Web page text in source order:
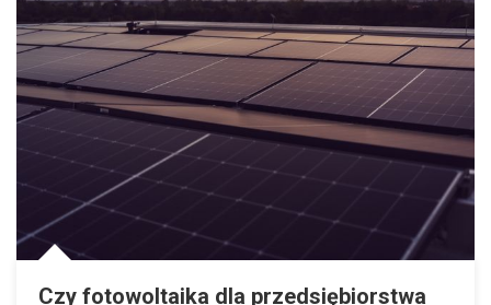
Czy fotowoltaika dla przedsiębiorstwa